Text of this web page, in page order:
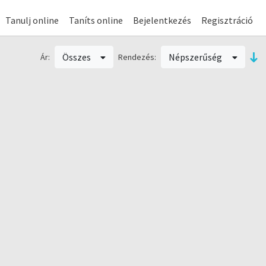
Tanulj online Taníts online Bejelentkezés Regisztráció
Ár: Összes Rendezés: Népszerűség